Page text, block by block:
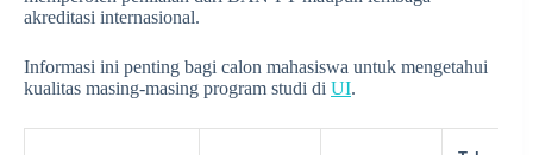
akreditasi internasional.
Informasi ini penting bagi calon mahasiswa untuk mengetahui
kualitas masing-masing program studi di UI.